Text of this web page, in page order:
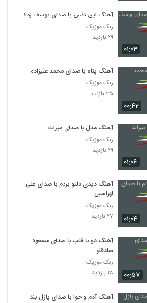
۰۱:۰۴
آهنگ این نفس با صدای یوسف زمانی
ربک موزیک
۲۹ بازدید
۰۰:۴۲
آهنگ پناه با صدای محمد علیزاده
ربک موزیک
۳۵ بازدید
۰۱:۰۶
آهنگ مدل با صدای میراث
ربک موزیک
۲۹ بازدید
۰۱:۰۴
آهنگ دیدی دلتو بردم با صدای علی
لهراسبی
ربک موزیک
۲۷ بازدید
۰۰:۵۷
آهنگ دو تا قلب با صدای مسعود
صادقلو
ربک موزیک
۲۸ بازدید
آهنگ آدم و حوا با صدای پازل بند